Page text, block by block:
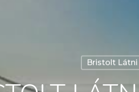
Bristolt Látni